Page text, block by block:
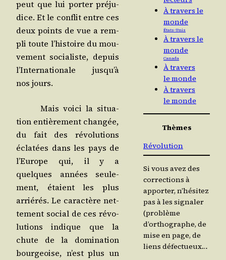
peut que lui por­ter pré­ju­
dice. Et le conflit entre ces
deux points de vue a rem­
pli toute l’his­toire du mou­
ve­ment socia­liste, depuis
l’In­ter­na­tio­nale jus­qu’à
nos jours.
Mais voi­ci la situa­
tion entiè­re­ment chan­gée,
du fait des révo­lu­tions
écla­tées dans les pays de
l’Eu­rope qui, il y a
quelques années seule­
ment, étaient les plus
arrié­rés. Le carac­tère net­
te­ment social de ces révo­
lu­tions indique que la
chute de la domi­na­tion
bour­geoise, n’est plus un
À travers le
monde
États-Unis
À travers le
monde
Canada
À travers
le monde
À travers
le monde
Thèmes
Révolution
Si vous avez des
corrections à
apporter, n’hésitez
pas à les signaler
(problème
d’orthographe, de
mise en page, de
liens défectueux…